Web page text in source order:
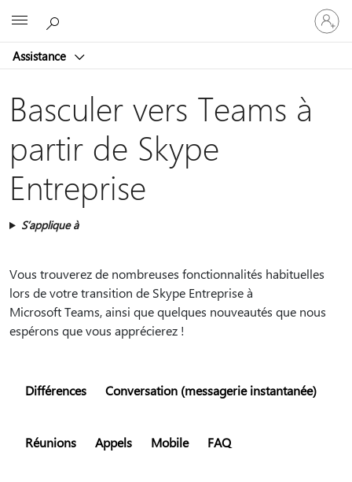
Assistance
vous
à
compte
Basculer vers Teams à
partir de Skype
Entreprise
S’applique à
Vous trouverez de nombreuses fonctionnalités habituelles
lors de votre transition de Skype Entreprise à
Microsoft Teams, ainsi que quelques nouveautés que nous
espérons que vous apprécierez !
Différences Conversation (messagerie instantanée)
Réunions Appels Mobile FAQ